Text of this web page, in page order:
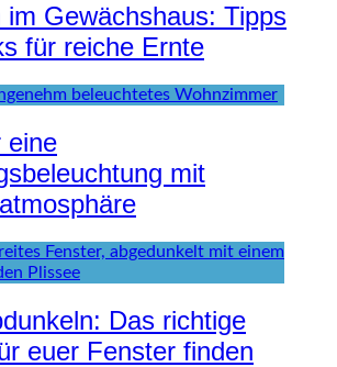
im Gewächshaus: Tipps
für reiche Ernte
eine
mit
Das richtige
euer Fenster finden